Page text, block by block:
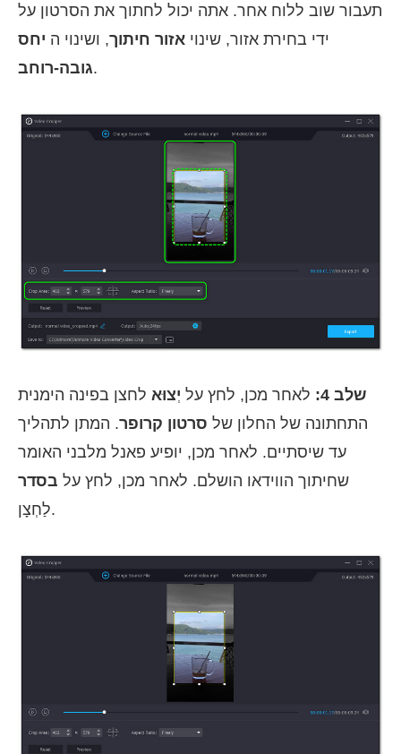
תעבור שוב ללוח אחר. אתה יכול לחתוך את הסרטון על
ידי בחירת אזור, שינוי אזור חיתוך, ושינוי ה יחס
גובה-רוחב.
שלב 4: לאחר מכן, לחץ על יְצוּא לחצן בפינה הימנית
התחתונה של החלון של סרטון קרופר. המתן לתהליך
עד שיסתיים. לאחר מכן, יופיע פאנל מלבני האומר
שחיתוך הווידאו הושלם. לאחר מכן, לחץ על בסדר
לַחְצָן.